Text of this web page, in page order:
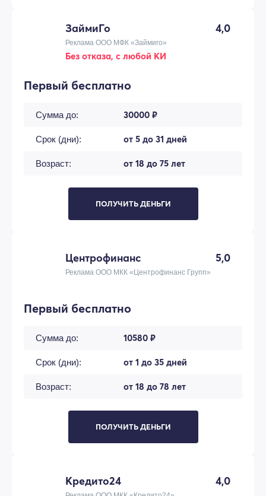
ЗаймиГо 4,0
Реклама ООО МФК «Займиго»
Без отказа, с любой КИ
Первый бесплатно
Сумма до: 30000 ₽
Срок (дни): от 5 до 31 дней
Возраст: от 18 до 75 лет
ПОЛУЧИТЬ ДЕНЬГИ
Центрофинанс 5,0
Реклама ООО МКК «Центрофинанс Групп»
Первый бесплатно
Сумма до: 10580 ₽
Срок (дни): от 1 до 35 дней
Возраст: от 18 до 78 лет
ПОЛУЧИТЬ ДЕНЬГИ
Кредито24 4,0